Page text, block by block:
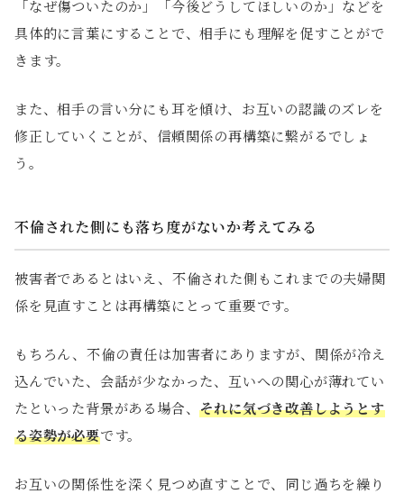
「なぜ傷ついたのか」「今後どうしてほしいのか」などを
具体的に言葉にすることで、相手にも理解を促すことがで
きます。
また、相手の言い分にも耳を傾け、お互いの認識のズレを
修正していくことが、信頼関係の再構築に繋がるでしょ
う。
不倫された側にも落ち度がないか考えてみる
被害者であるとはいえ、不倫された側もこれまでの夫婦関
係を見直すことは再構築にとって重要です。
もちろん、不倫の責任は加害者にありますが、関係が冷え
込んでいた、会話が少なかった、互いへの関心が薄れてい
たといった背景がある場合、それに気づき改善しようとす
る姿勢が必要です。
お互いの関係性を深く見つめ直すことで、同じ過ちを繰り